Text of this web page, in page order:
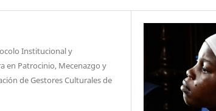
Institucional y
en Patrocinio, Mecenazgo y
de Gestores Culturales de